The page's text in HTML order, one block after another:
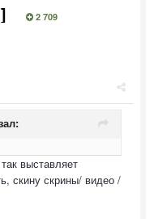
2 709
выставляет
скину скрины/ видео /